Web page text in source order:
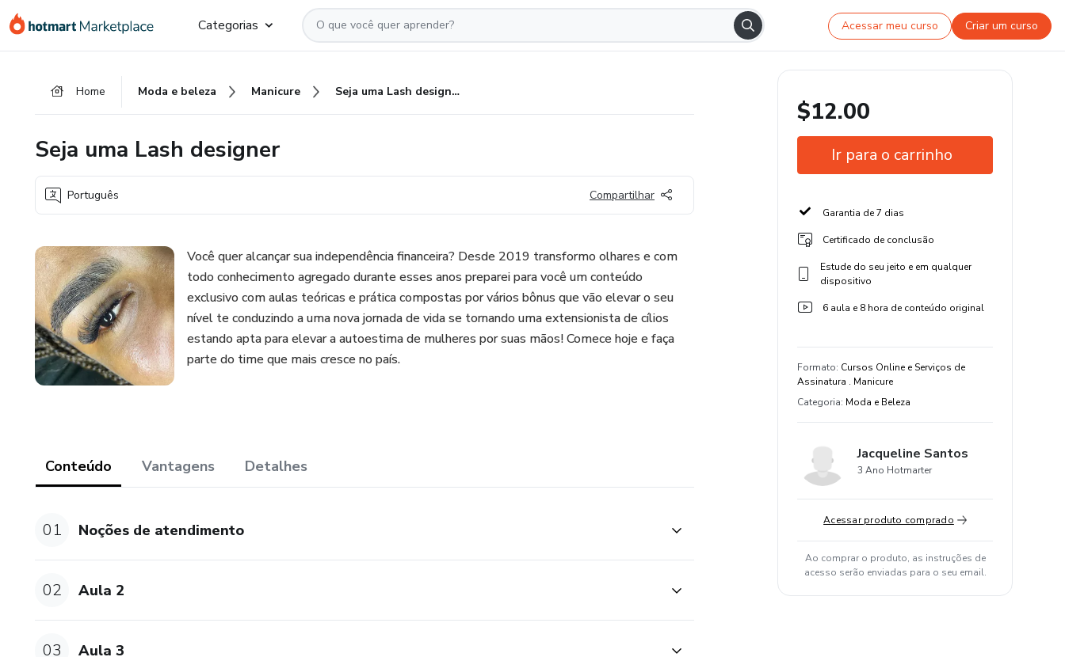
para
para
para
Categorias Acessar meu curso Criar um curso
Home Moda e beleza Manicure Seja uma Lash designer
Seja uma Lash designer
Português Compartilhar
Você quer alcançar sua independência financeira? Desde 2019 transformo olhares e com
todo conhecimento agregado durante esses anos preparei para você um conteúdo
exclusivo com aulas teóricas e prática compostas por vários bônus que vão elevar o seu
nível te conduzindo a uma nova jornada de vida se tornando uma extensionista de cílios
estando apta para elevar a autoestima de mulheres por suas mãos! Comece hoje e faça
parte do time que mais cresce no país.
Conteúdo Vantagens Detalhes
01 Noções de atendimento
02 Aula 2
03 Aula 3
$12.00
Ir para o carrinho
Garantia de 7 dias
Certificado de conclusão
Estude do seu jeito e em qualquer
dispositivo
6 aula e 8 hora de conteúdo original
Formato: Cursos Online e Serviços de
Assinatura . Manicure
Categoria: Moda e Beleza
Jacqueline Santos
3 Ano Hotmarter
Acessar produto comprado
Ao comprar o produto, as instruções de
acesso serão enviadas para o seu email.